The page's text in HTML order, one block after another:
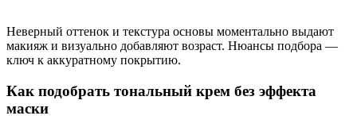
Неверный оттенок и текстура основы моментально выдают
макияж и визуально добавляют возраст. Нюансы подбора —
ключ к аккуратному покрытию.
Как подобрать тональный крем без эффекта
маски